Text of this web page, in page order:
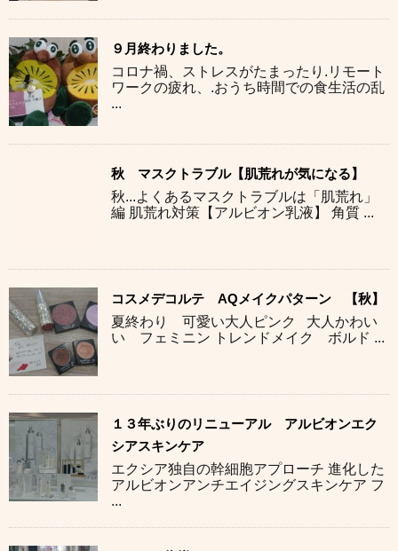
９月終わりました。
コロナ禍、ストレスがたまったり.リモート
ワークの疲れ、.おうち時間での食生活の乱
...
秋 マスクトラブル【肌荒れが気になる】
秋...よくあるマスクトラブルは「肌荒れ」
編 肌荒れ対策【アルビオン乳液】 角質 ...
コスメデコルテ AQメイクパターン 【秋】
夏終わり 可愛い大人ピンク 大人かわい
い フェミニン トレンドメイク ボルド ...
１３年ぶりのリニューアル アルビオンエク
シアスキンケア
エクシア独自の幹細胞アプローチ 進化した
アルビオンアンチエイジングスキンケア フ
...